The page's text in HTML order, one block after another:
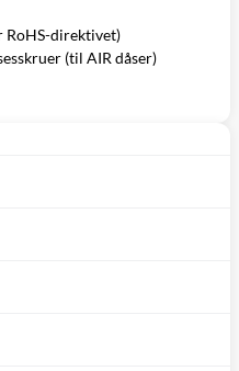
RoHS-direktivet)
(til AIR dåser)